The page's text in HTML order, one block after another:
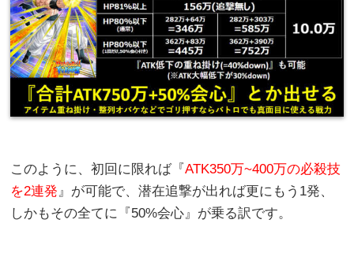
このように、初回に限れば『ATK350万~400万の必殺技
を2連発 』が可能で、潜在追撃が出れば更にもう1発、
しかもその全てに『50%会心』が乗る訳です。